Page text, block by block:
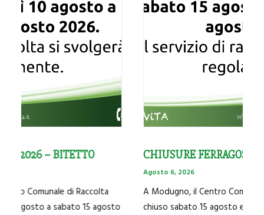
CHIUSURE FERRAGOSTO 2026 – MODUGNO
A Modugno, il Centro Comunale di Raccolta resterà
chiuso sabato 15 agosto e domenica 16 agosto 2026. Il